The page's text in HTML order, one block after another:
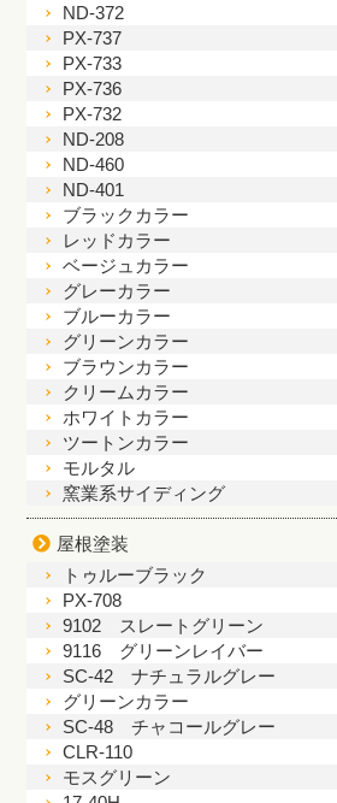
ND-372
PX-737
PX-733
PX-736
PX-732
ND-208
ND-460
ND-401
ブラックカラー
レッドカラー
ベージュカラー
グレーカラー
ブルーカラー
グリーンカラー
ブラウンカラー
クリームカラー
ホワイトカラー
ツートンカラー
モルタル
窯業系サイディング
屋根塗装
トゥルーブラック
PX-708
9102 スレートグリーン
9116 グリーンレイバー
SC-42 ナチュラルグレー
グリーンカラー
SC-48 チャコールグレー
CLR-110
モスグリーン